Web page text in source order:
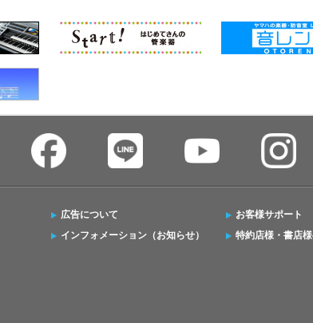
広告について
インフォメーション（お知らせ）
お客様サポート
特約店様・書店